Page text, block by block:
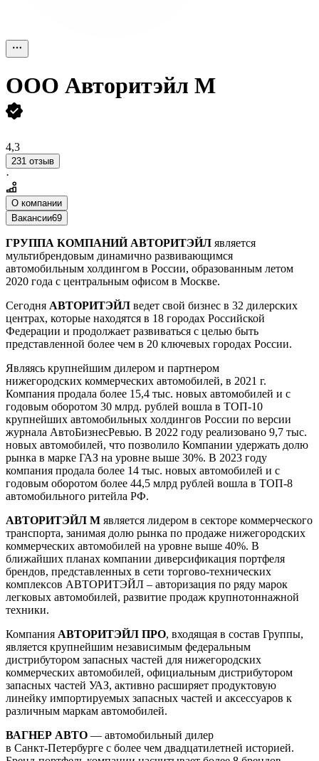
ООО Авторитэйл М
4,3
231 отзыв
·
О компании
Вакансии69
ГРУППА КОМПАНИЙ АВТОРИТЭЙЛ является
мультибрендовым динамично развивающимся
автомобильным холдингом в России, образованным летом
2020 года с центральным офисом в Москве.
Сегодня АВТОРИТЭЙЛ ведет свой бизнес в 32 дилерских
центрах, которые находятся в 18 городах Российской
Федерации и продолжает развиваться с целью быть
представленной более чем в 20 ключевых городах России.
Являясь крупнейшим дилером и партнером
нижегородских коммерческих автомобилей, в 2021 г.
Компания продала более 15,4 тыс. новых автомобилей и с
годовым оборотом 30 млрд. рублей вошла в ТОП-10
крупнейших автомобильных холдингов России по версии
журнала АвтоБизнесРевью. В 2022 году реализовано 9,7 тыс.
новых автомобилей, что позволило Компании удержать долю
рынка в марке ГАЗ на уровне выше 30%. В 2023 году
компания продала более 14 тыс. новых автомобилей и с
годовым оборотом более 44,5 млрд рублей вошла в ТОП-8
автомобильного ритейла РФ.
АВТОРИТЭЙЛ М является лидером в секторе коммерческого
транспорта, занимая долю рынка по продаже нижегородских
коммерческих автомобилей на уровне выше 40%. В
ближайших планах компании диверсификация портфеля
брендов, представленных в сети торгово-технических
комплексов АВТОРИТЭЙЛ – авторизация по ряду марок
легковых автомобилей, развитие продаж крупнотоннажной
техники.
Компания АВТОРИТЭЙЛ ПРО, входящая в состав Группы,
является крупнейшим независимым федеральным
дистрибутором запасных частей для нижегородских
коммерческих автомобилей, официальным дистрибутором
запасных частей УАЗ, активно расширяет продуктовую
линейку импортируемых запасных частей и аксессуаров к
различным маркам автомобилей.
ВАГНЕР АВТО — автомобильный дилер
в Санкт‑Петербурге с более чем двадцатилетней историей.